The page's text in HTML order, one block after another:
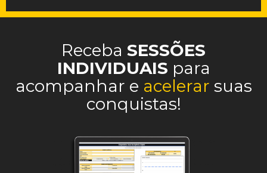
Receba SESSÕES
INDIVIDUAIS para
acompanhar e acelerar suas
conquistas!